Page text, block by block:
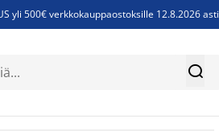
yli 500€ verkkokauppaostoksille 12.8.2026 asti
Sijauspatjoja - Säästä jopa 60% 